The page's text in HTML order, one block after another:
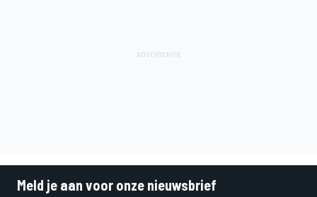
Meld je aan voor onze nieuwsbrief